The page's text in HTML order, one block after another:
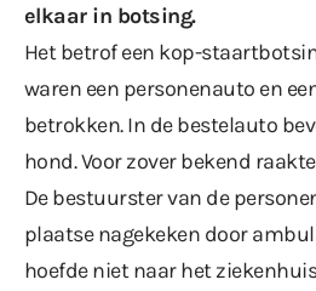
elkaar in botsing.
Het betrof een kop-
waren een personenauto en
betrokken. In de bestelauto
hond. Voor zover bekend
De bestuurster van de
plaatse nagekeken door
hoefde niet naar het